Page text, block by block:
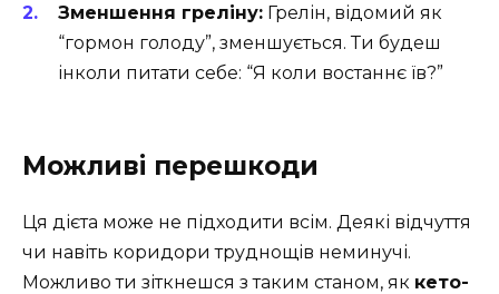
Зменшення греліну: Грелін, відомий як
“гормон голоду”, зменшується. Ти будеш
інколи питати себе: “Я коли востаннє їв?”
Можливі перешкоди
Ця дієта може не підходити всім. Деякі відчуття
чи навіть коридори труднощів неминучі.
Можливо ти зіткнешся з таким станом, як кето-